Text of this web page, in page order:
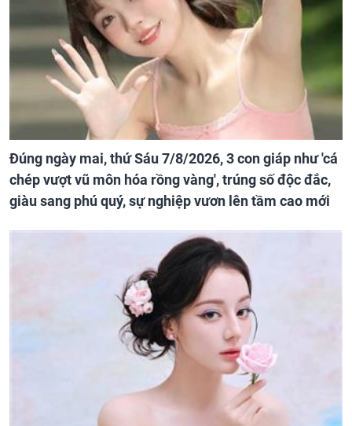
Đúng ngày mai, thứ Sáu 7/8/2026, 3 con giáp như 'cá
chép vượt vũ môn hóa rồng vàng', trúng số độc đắc,
giàu sang phú quý, sự nghiệp vươn lên tầm cao mới